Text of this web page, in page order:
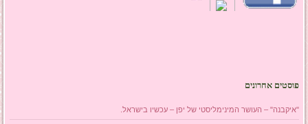
פוסטים אחרונים
"איקבנה" – העושר המינימליסטי של יפן – עכשיו בישראל.